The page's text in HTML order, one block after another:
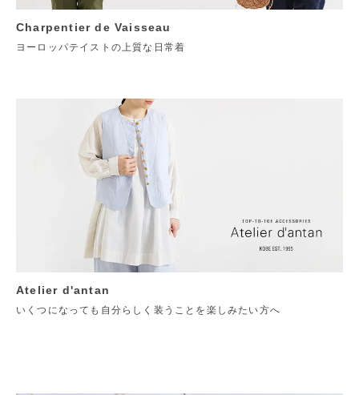
Charpentier de Vaisseau
ヨーロッパテイストの上質な日常着
Atelier d'antan
いくつになっても自分らしく装うことを楽しみたい方へ